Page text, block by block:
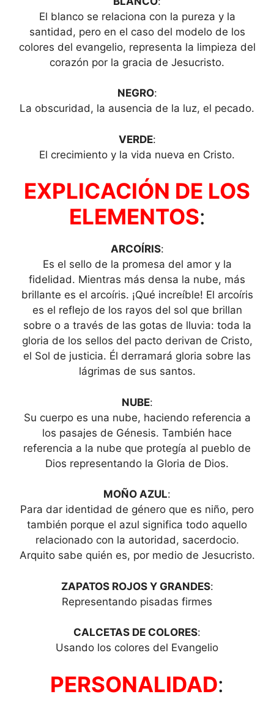
El blanco se relaciona con la pureza y la
santidad, pero en el caso del modelo de los
colores del evangelio, representa la limpieza del
corazón por la gracia de Jesucristo.
NEGRO:
La obscuridad, la ausencia de la luz, el pecado.
VERDE:
El crecimiento y la vida nueva en Cristo.
EXPLICACIÓN DE LOS
ELEMENTOS:
ARCOÍRIS:
Es el sello de la promesa del amor y la
fidelidad. Mientras más densa la nube, más
brillante es el arcoíris. ¡Qué increíble! El arcoíris
es el reflejo de los rayos del sol que brillan
sobre o a través de las gotas de lluvia: toda la
gloria de los sellos del pacto derivan de Cristo,
el Sol de justicia. Él derramará gloria sobre las
lágrimas de sus santos.
NUBE:
Su cuerpo es una nube, haciendo referencia a
los pasajes de Génesis. También hace
referencia a la nube que protegía al pueblo de
Dios representando la Gloria de Dios.
MOÑO AZUL:
Para dar identidad de género que es niño, pero
también porque el azul significa todo aquello
relacionado con la autoridad, sacerdocio.
Arquito sabe quién es, por medio de Jesucristo.
ZAPATOS ROJOS Y GRANDES:
Representando pisadas firmes
CALCETAS DE COLORES:
Usando los colores del Evangelio
PERSONALIDAD: